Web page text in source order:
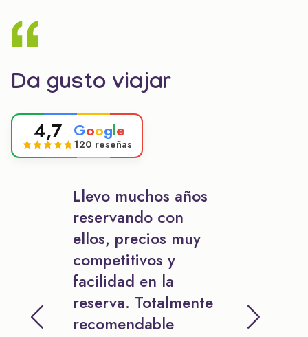
Da gusto viajar
4,7 Google
120 reseñas
Llevo muchos años
reservando con
ellos, precios muy
competitivos y
facilidad en la
reserva. Totalmente
recomendable